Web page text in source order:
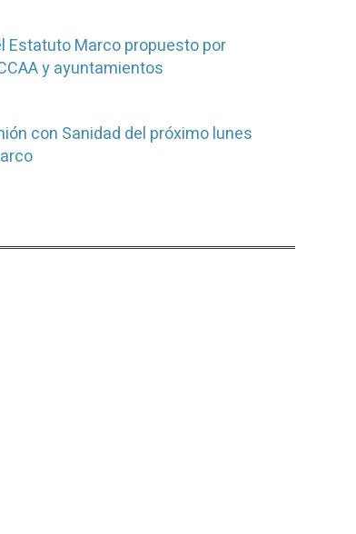
Estatuto Marco propuesto por
y ayuntamientos
con Sanidad del próximo lunes